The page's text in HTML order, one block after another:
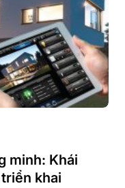
minh: Khái
khai